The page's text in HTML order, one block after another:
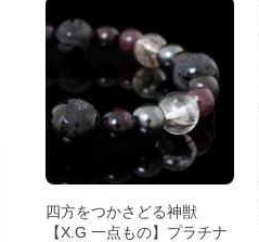
四方をつかさどる神獣
【X.G 一点もの】プラチナ